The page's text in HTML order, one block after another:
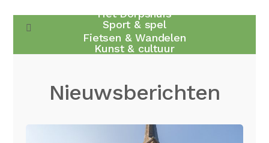
Het Dorpshuis
Sport & spel
Fietsen & Wandelen
Kunst & cultuur
Nieuwsberichten